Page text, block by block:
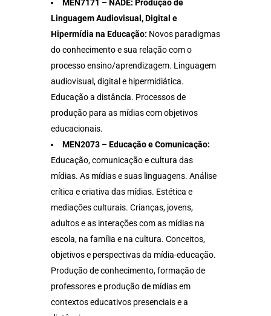
MEN7171 – NADE: Produção de
Linguagem Audiovisual, Digital e
Hipermídia na Educação: Novos paradigmas
do conhecimento e sua relação com o
processo ensino/aprendizagem. Linguagem
audiovisual, digital e hipermidiática.
Educação a distância. Processos de
produção para as mídias com objetivos
educacionais.
MEN2073 – Educação e Comunicação:
Educação, comunicação e cultura das
mídias. As mídias e suas linguagens. Análise
crítica e criativa das mídias. Estética e
mediações culturais. Crianças, jovens,
adultos e as interações com as mídias na
escola, na família e na cultura. Conceitos,
objetivos e perspectivas da mídia-educação.
Produção de conhecimento, formação de
professores e produção de mídias em
contextos educativos presenciais e a